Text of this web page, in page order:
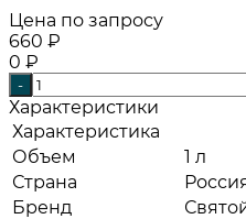
Цена по запросу
660 ₽
0 ₽
-
Характеристики
Характеристика
Объем
1 л
Страна
Бренд